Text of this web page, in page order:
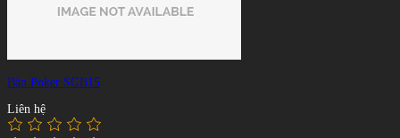
Bàn Poker SGB15
Liên hệ